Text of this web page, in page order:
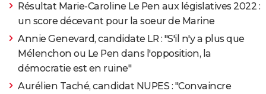
Résultat Marie-Caroline Le Pen aux législatives 2022 :
un score décevant pour la soeur de Marine
Annie Genevard, candidate LR : "S'il n'y a plus que
Mélenchon ou Le Pen dans l'opposition, la
démocratie est en ruine"
Aurélien Taché, candidat NUPES : "Convaincre